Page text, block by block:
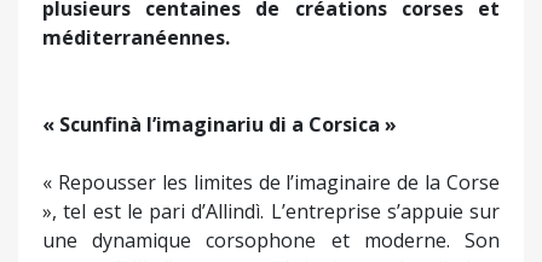
plusieurs centaines de créations corses et
méditerranéennes.
« Scunfinà l’imaginariu di a Corsica »
« Repousser les limites de l’imaginaire de la Corse
», tel est le pari d’Allindì. L’entreprise s’appuie sur
une dynamique corsophone et moderne. Son